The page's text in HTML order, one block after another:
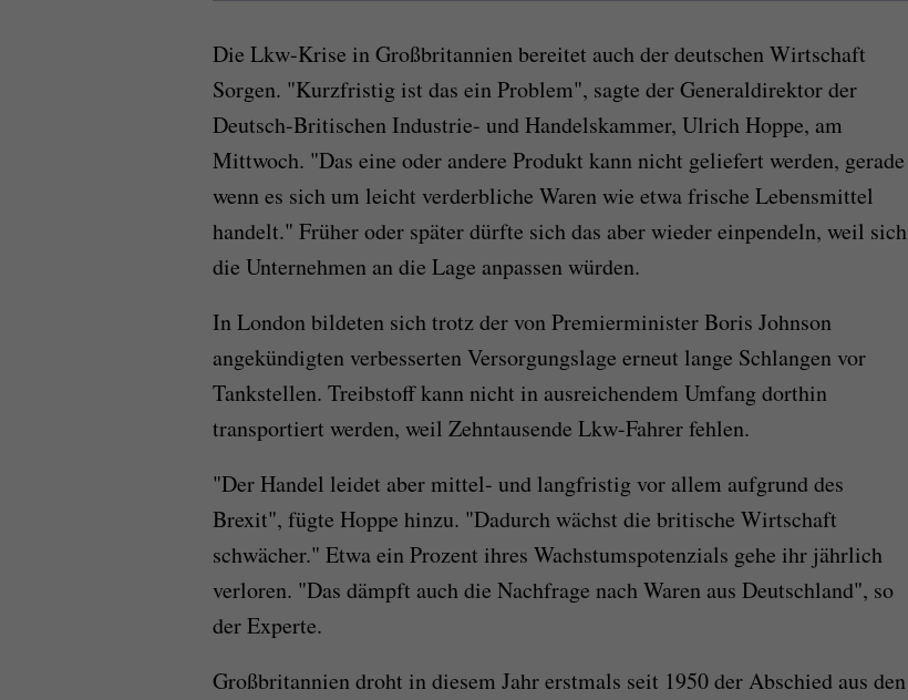
Die Lkw-Krise in Großbritannien bereitet auch der deutschen Wirtschaft
Sorgen. "Kurzfristig ist das ein Problem", sagte der Generaldirektor der
Deutsch-Britischen Industrie- und Handelskammer, Ulrich Hoppe, am
Mittwoch. "Das eine oder andere Produkt kann nicht geliefert werden, gerade
wenn es sich um leicht verderbliche Waren wie etwa frische Lebensmittel
handelt." Früher oder später dürfte sich das aber wieder einpendeln, weil sich
die Unternehmen an die Lage anpassen würden.
In London bildeten sich trotz der von Premierminister Boris Johnson
angekündigten verbesserten Versorgungslage erneut lange Schlangen vor
Tankstellen. Treibstoff kann nicht in ausreichendem Umfang dorthin
transportiert werden, weil Zehntausende Lkw-Fahrer fehlen.
"Der Handel leidet aber mittel- und langfristig vor allem aufgrund des
Brexit", fügte Hoppe hinzu. "Dadurch wächst die britische Wirtschaft
schwächer." Etwa ein Prozent ihres Wachstumspotenzials gehe ihr jährlich
verloren. "Das dämpft auch die Nachfrage nach Waren aus Deutschland", so
der Experte.
Großbritannien droht in diesem Jahr erstmals seit 1950 der Abschied aus den